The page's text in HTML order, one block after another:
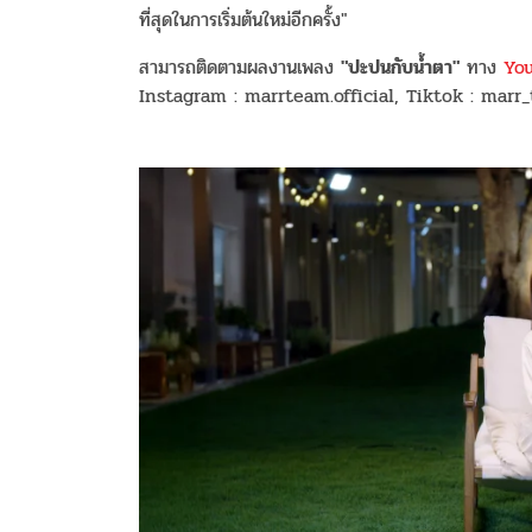
ที่สุดในการเริ่มต้นใหม่อีกครั้ง"
สามารถติดตามผลงานเพลง "ปะปนกับน้ำตา" ทาง
Instagram : marrteam.official, Tiktok :